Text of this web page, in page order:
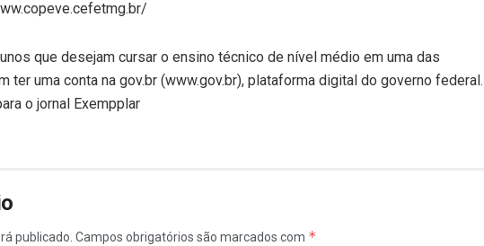
que desejam cursar o ensino técnico de nível médio em uma das
ter uma conta na gov.br (www.gov.br), plataforma digital do governo federal.
o jornal Exempplar
publicado. Campos obrigatórios são marcados com *